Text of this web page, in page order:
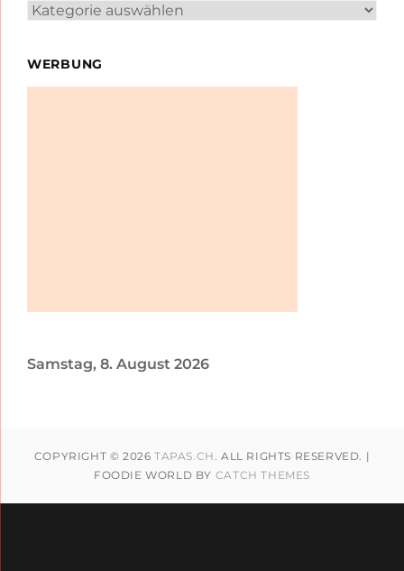
Kategorien
WERBUNG
Samstag, 8. August 2026
COPYRIGHT © 2026 TAPAS.CH. ALL RIGHTS RESERVED. |
FOODIE WORLD BY CATCH THEMES